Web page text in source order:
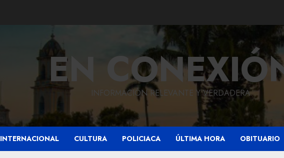
ENINFORMACIÓN RELEVANTE Y VERDADERA.
INTERNACIONAL CULTURA POLICIACA ÚLTIMA HORA OBITUARIO